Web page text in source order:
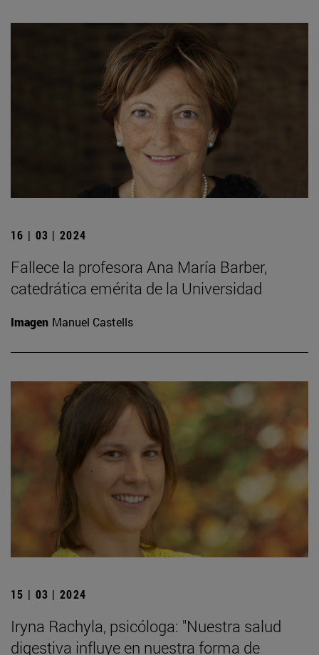
16 | 03 | 2024
Fallece la profesora Ana María Barber,
catedrática emérita de la Universidad
Imagen Manuel Castells
15 | 03 | 2024
Iryna Rachyla, psicóloga: "Nuestra salud
digestiva influye en nuestra forma de